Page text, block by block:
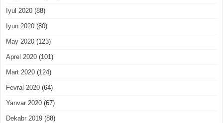
Iyul 2020 (88)
Iyun 2020 (80)
May 2020 (123)
Aprel 2020 (101)
Mart 2020 (124)
Fevral 2020 (64)
Yanvar 2020 (67)
Dekabr 2019 (88)